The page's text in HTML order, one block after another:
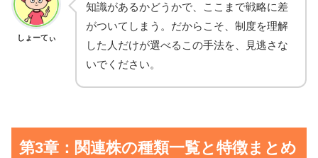
しょーてぃ
知識があるかどうかで、ここまで戦略に差
がついてしまう。だからこそ、制度を理解
した人だけが選べるこの手法を、見逃さな
いでください。
第3章：関連株の種類一覧と特徴まとめ